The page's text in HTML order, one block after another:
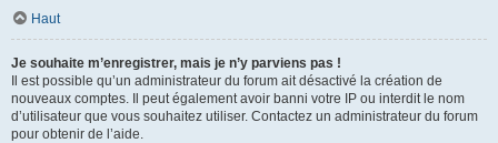
Haut
Je souhaite m’enregistrer, mais je n’y parviens pas !
Il est possible qu’un administrateur du forum ait désactivé la création de
nouveaux comptes. Il peut également avoir banni votre IP ou interdit le nom
d’utilisateur que vous souhaitez utiliser. Contactez un administrateur du forum
pour obtenir de l’aide.